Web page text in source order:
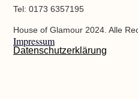
Tel: 0173 6357195
House of Glamour 2024. Alle
Impressum
Datenschutzerklärung